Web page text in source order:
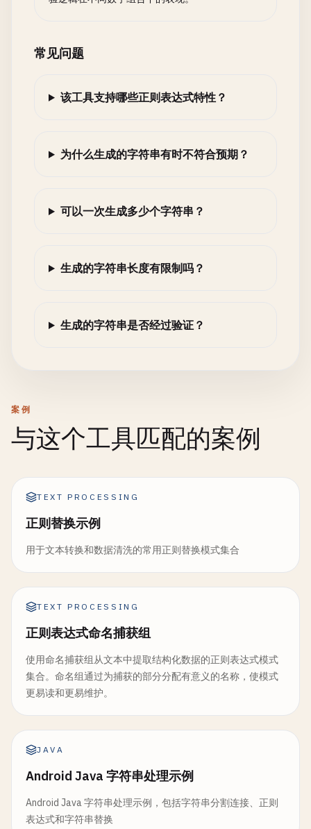
常见问题
该工具支持哪些正则表达式特性？
为什么生成的字符串有时不符合预期？
可以一次生成多少个字符串？
生成的字符串长度有限制吗？
生成的字符串是否经过验证？
案例
与这个工具匹配的案例
TEXT PROCESSING
正则替换示例
用于文本转换和数据清洗的常用正则替换模式集合
TEXT PROCESSING
正则表达式命名捕获组
使用命名捕获组从文本中提取结构化数据的正则表达式模式
集合。命名组通过为捕获的部分分配有意义的名称，使模式
更易读和更易维护。
JAVA
Android Java 字符串处理示例
Android Java 字符串处理示例，包括字符串分割连接、正则
表达式和字符串替换